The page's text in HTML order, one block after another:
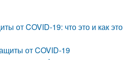
от COVID-19: что это и как это
от COVID-19